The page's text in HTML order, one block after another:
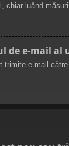
chiar luând
de e-mail
trimite e-mail